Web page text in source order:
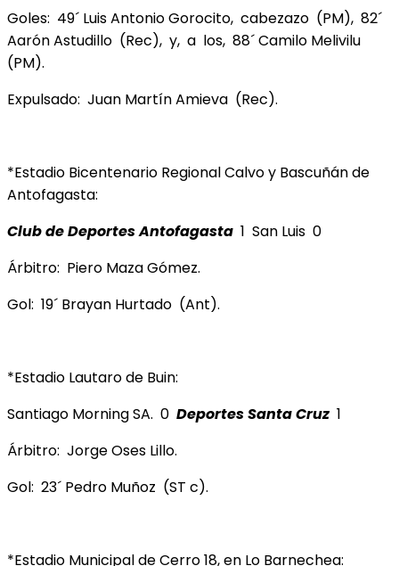
Goles: 49´ Luis Antonio Gorocito, cabezazo (PM), 82´
Aarón Astudillo (Rec), y, a los, 88´ Camilo Melivilu
(PM).
Expulsado: Juan Martín Amieva (Rec).
*Estadio Bicentenario Regional Calvo y Bascuñán de
Antofagasta:
Club de Deportes Antofagasta 1 San Luis 0
Árbitro: Piero Maza Gómez.
Gol: 19´ Brayan Hurtado (Ant).
*Estadio Lautaro de Buin:
Santiago Morning SA. 0 Deportes Santa Cruz 1
Árbitro: Jorge Oses Lillo.
Gol: 23´ Pedro Muñoz (ST c).
*Estadio Municipal de Cerro 18, en Lo Barnechea: